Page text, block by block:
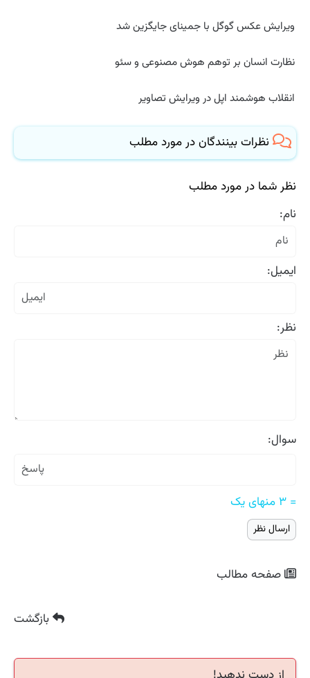
ویرایش عکس گوگل با جمینای جایگزین شد
نظارت انسان بر توهم هوش مصنوعی و سئو
انقلاب هوشمند اپل در ویرایش تصاویر
نظرات بینندگان در مورد مطلب
نظر شما در مورد مطلب
نام:
ایمیل:
نظر:
سوال:
= ۳ منهای یک
صفحه مطالب
بازگشت